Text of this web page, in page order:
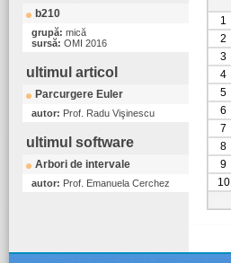
b210
grupă: mică
sursă: OMI 2016
ultimul articol
Parcurgere Euler
autor: Prof. Radu Vişinescu
ultimul software
Arbori de intervale
autor: Prof. Emanuela Cerchez
1
2
3
4
5
6
7
8
9
10